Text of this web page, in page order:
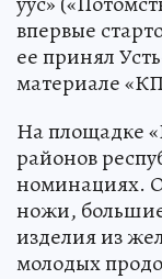
впервые
ее принял
материале
На площадке
районов
номинациях.
ножи,
изделия из
молодых